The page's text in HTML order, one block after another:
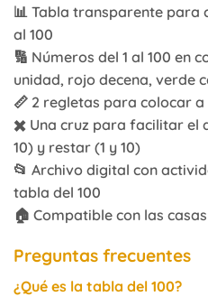
📊 Tabla transparente para
al 100
🔢 Números del 1 al 100 en
unidad, rojo decena, verde
📏 2 regletas para colocar
✖️ Una cruz para facilitar el
10) y restar (1 y 10)
📂 Archivo digital con
tabla del 100
🏠 Compatible con las casas
Preguntas frecuentes
¿Qué es la tabla del 100?